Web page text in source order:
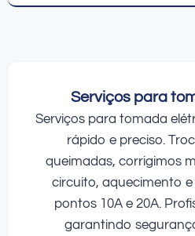
Serviços para
Serviços para tomada
rápido e preciso.
queimadas, corrigimos
circuito, aquecimento
pontos 10A e 20A.
garantindo